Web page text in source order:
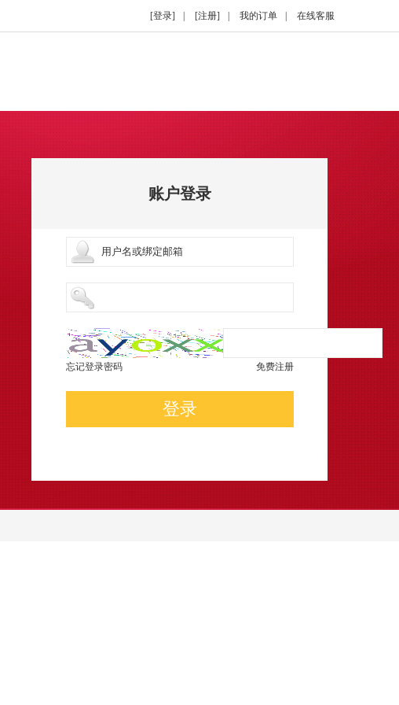
[登录] [注册] 我的订单 在线客服
账户登录
忘记登录密码 免费注册
登录